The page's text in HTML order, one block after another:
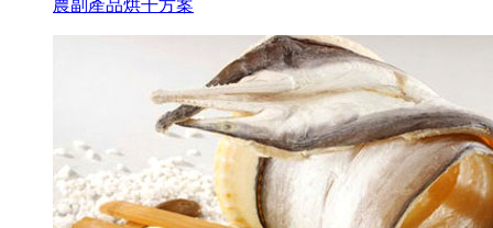
農副產品烘干方案